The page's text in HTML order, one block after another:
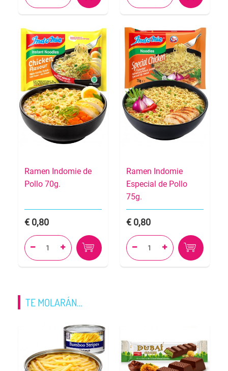
Ramen Indomie de
Pollo 70g.
0,80
 
Ramen Indomie
Especial de Pollo
75g.
0,80
 
TE MOLARÁN…